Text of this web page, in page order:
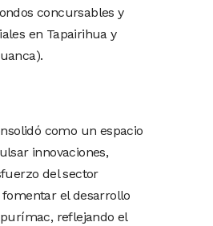
concursables y
en Tapairihua y
como un espacio
innovaciones,
del sector
el desarrollo
reflejando el